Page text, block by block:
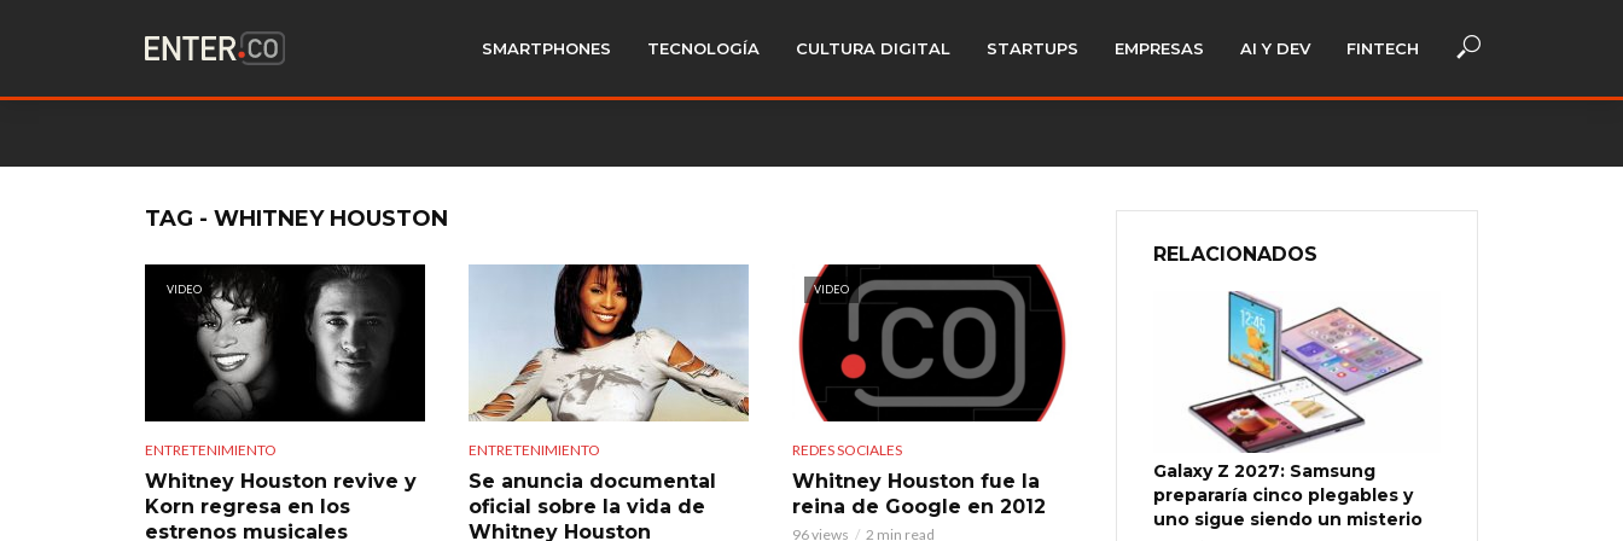
SMARTPHONES TECNOLOGÍA CULTURA DIGITAL STARTUPS EMPRESAS AI Y DEV FINTECH
TAG - WHITNEY HOUSTON
VIDEO
ENTRETENIMIENTO
Whitney Houston revive y
Korn regresa en los
estrenos musicales
ENTRETENIMIENTO
Se anuncia documental
oficial sobre la vida de
Whitney Houston
VIDEO
REDES SOCIALES
Whitney Houston fue la
reina de Google en 2012
96 views 2 min read
RELACIONADOS
Galaxy Z 2027: Samsung
prepararía cinco plegables y
uno sigue siendo un misterio